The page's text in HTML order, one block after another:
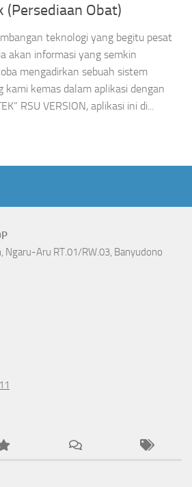
Obat)
teknologi yang begitu pesat
akan informasi yang semkin
mengadirkan sebuah sistem
kami kemas dalam aplikasi dengan
RSU VERSION, aplikasi ini di...
Ngaru-Aru RT.01/RW.03, Banyudono